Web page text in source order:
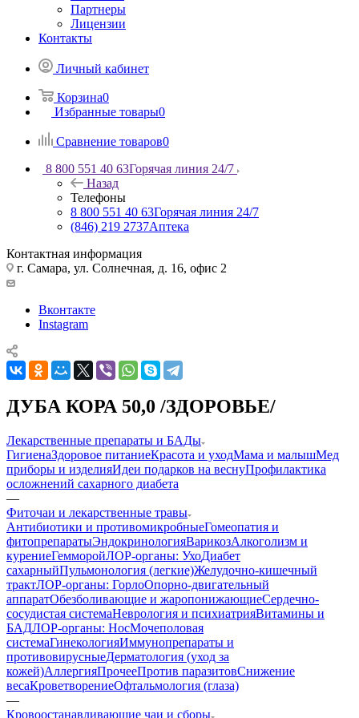
Партнеры
Лицензии
Контакты
Личный кабинет
Корзина0
Избранные товары0
Сравнение товаров0
8 800 551 40 63Горячая линия 24/7
Назад
Телефоны
8 800 551 40 63Горячая линия 24/7
(846) 219 2737Аптека
Контактная информация
г. Самара, ул. Солнечная, д. 16, офис 2
Вконтакте
Instagram
ДУБА КОРА 50,0 /ЗДОРОВЬЕ/
Лекарственные препараты и БАДы
ГигиенаЗдоровое питаниеКрасота и уходМама и малышМед
приборы и изделияИдеи подарков на веснуПрофилактика
осложнений сахарного диабета
—
Фиточаи и лекарственные травы
Антибиотики и противомикробныеГомеопатия и
фитопрепаратыЭндокринологияВарикозАлкоголизм и
курениеГемморойЛОР-органы: УхоДиабет
сахарныйПульмонология (легкие)Желудочно-кишечный
трактЛОР-органы: ГорлоОпорно-двигательный
аппаратОбезболивающие и жаропонижающиеСердечно-
сосудистая системаНеврология и психиатрияВитамины и
БАДЛОР-органы: НосМочеполовая
системаГинекологияИммунопрепараты и
противовирусныеДерматология (уход за
кожей)АллергияПрочееПротив паразитовСнижение
весаКроветворениеОфтальмология (глаза)
—
Кровоостанавливающие чаи и сборы